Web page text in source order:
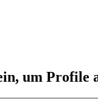
um Profile